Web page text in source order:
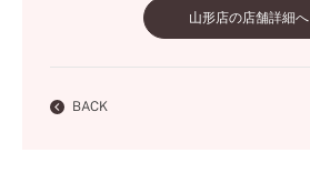
山形店の店舗詳細へ
BACK